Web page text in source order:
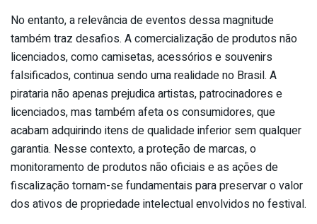
No entanto, a relevância de eventos dessa magnitude
também traz desafios. A comercialização de produtos não
licenciados, como camisetas, acessórios e souvenirs
falsificados, continua sendo uma realidade no Brasil. A
pirataria não apenas prejudica artistas, patrocinadores e
licenciados, mas também afeta os consumidores, que
acabam adquirindo itens de qualidade inferior sem qualquer
garantia. Nesse contexto, a proteção de marcas, o
monitoramento de produtos não oficiais e as ações de
fiscalização tornam-se fundamentais para preservar o valor
dos ativos de propriedade intelectual envolvidos no festival.